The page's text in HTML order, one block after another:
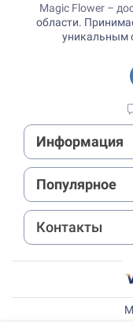
Magic Flower –
области.
уникальным
Информация
Популярное
Контакты